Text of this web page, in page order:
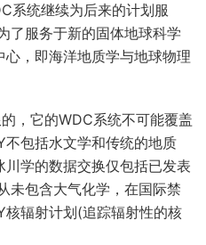
系统继续为后来的计划服
了服务于新的固体地球科学
，即海洋地质学与地球物理
，它的WDC系统不可能覆盖
不包括水文学和传统的地质
学的数据交换仅包括已发表
未包含大气化学，在国际禁
核辐射计划(追踪辐射性的核